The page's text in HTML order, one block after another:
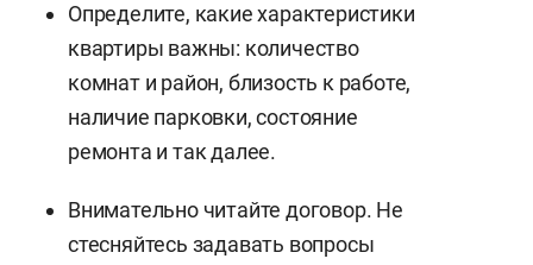
Определите, какие характеристики
квартиры важны: количество
комнат и район, близость к работе,
наличие парковки, состояние
ремонта и так далее.
Внимательно читайте договор. Не
стесняйтесь задавать вопросы